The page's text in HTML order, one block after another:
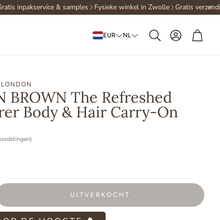
inpakservice & samples Fysieke winkel in Zwolle Gratis
EUR NL ZoekenAccount
BROWN The Refreshed
Body & Hair Carry-On
UITVERKOCHT